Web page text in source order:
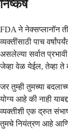
निष्कर्ष
FDA ने नेक्सप्लानॉन
व्यक्तींसाठी पाच
असलेल्या सर्वात
जेव्हा वेळ येईल, तेव्हा
जर तुम्ही तुमच्या
योग्य आहे की नाही
व्यक्तीशी एक द्रुत
तुमचे नियंत्रण आहे आणि